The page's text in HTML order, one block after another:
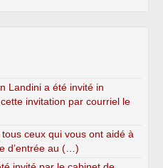
Landini a été invité in
invitation par courriel le
ceux qui vous ont aidé à
d’entrée au (…)